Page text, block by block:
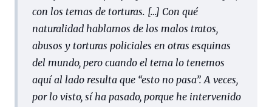
con los temas de torturas. […] Con qué
naturalidad hablamos de los malos tratos,
abusos y torturas policiales en otras esquinas
del mundo, pero cuando el tema lo tenemos
aquí al lado resulta que “esto no pasa”. A veces,
por lo visto, sí ha pasado, porque he intervenido